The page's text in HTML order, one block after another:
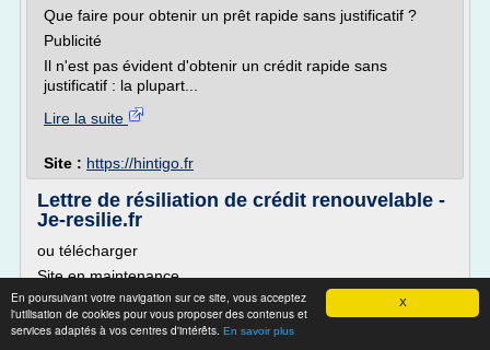
X
En poursuivant votre navigation sur ce site, vous acceptez
l'utilisation de cookies pour vous proposer des contenus et
services adaptés à vos centres d'intérêts. En savoir plus
Que faire pour obtenir un prêt rapide sans justificatif ?
Publicité
Il n'est pas évident d'obtenir un crédit rapide sans
justificatif : la plupart...
Lire la suite
Site : https://hintigo.fr
Lettre de résiliation de crédit renouvelable -
Je-resilie.fr
ou télécharger
Site en maintenance
Cher Client, chère Cliente, le site Je-Resilie.fr n'est
actuellement pas accessible pour les clients ne disposant
pas d'abonnement. Nous vous invitons à effectuer vos